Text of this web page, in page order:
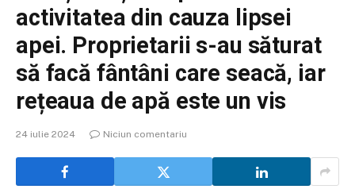
activitatea din cauza lipsei
apei. Proprietarii s-au săturat
să facă fântâni care seacă, iar
rețeaua de apă este un vis
24 iulie 2024 Niciun comentariu